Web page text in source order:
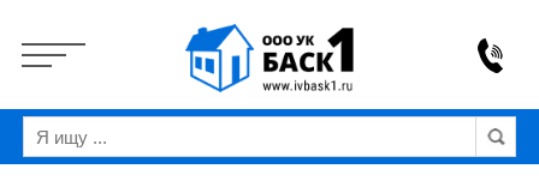
Версия для слабовидящих: Вкл Изображения: Выкл